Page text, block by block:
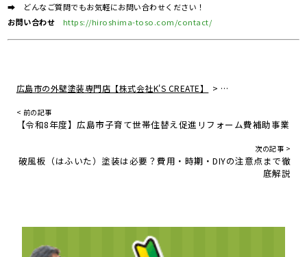
➡ どんなご質問でもお気軽にお問い合わせください！
お問い合わせ
https://hiroshima-toso.com/contact/
広島市の外壁塗装専門店【株式会社K'S CREATE】 > 住宅リフォームの真実
< 前の記事
【令和8年度】広島市子育て世帯住替え促進リフォーム費補助事業
次の記事 >
破風板（はふいた）塗装は必要？費用・時期・DIYの注意点まで徹
底解説